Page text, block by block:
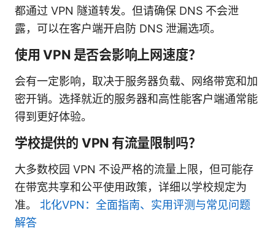
都通过 VPN 隧道转发。但请确保 DNS 不会泄
露，可以在客户端开启防 DNS 泄漏选项。
使用 VPN 是否会影响上网速度？
会有一定影响，取决于服务器负载、网络带宽和加
密开销。选择就近的服务器和高性能客户端通常能
得到更好体验。
学校提供的 VPN 有流量限制吗？
大多数校园 VPN 不设严格的流量上限，但可能存
在带宽共享和公平使用政策，详细以学校规定为
准。 北化VPN：全面指南、实用评测与常见问题
解答